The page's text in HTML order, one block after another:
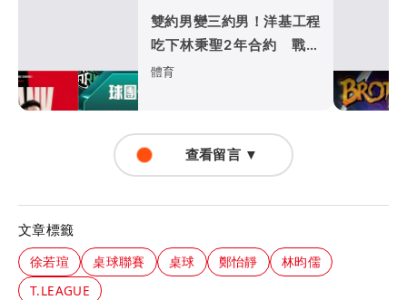
雙約男變三約男！洋基工程
吃下林秉聖2年合約 戰神
超暖背官司又送球員
體育
查看留言 ▼
文章標籤
徐若瑄 桌球聯賽 桌球 鄭怡靜
林昀儒
T.LEAGUE